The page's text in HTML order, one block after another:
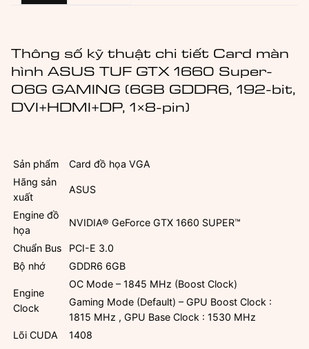
GTX1660S-
O6G-
GAMING)
số
Thông số kỹ thuật chi tiết Card màn
hình ASUS TUF GTX 1660 Super-
O6G GAMING (6GB GDDR6, 192-bit,
DVI+HDMI+DP, 1×8-pin)
Sản phẩm
Card đồ họa VGA
Hãng sản
xuất
ASUS
Engine đồ
họa
NVIDIA® GeForce GTX 1660 SUPER™
Chuẩn Bus
PCI-E 3.0
Bộ nhớ
GDDR6 6GB
Engine
Clock
OC Mode – 1845 MHz (Boost Clock)
Gaming Mode (Default) – GPU Boost Clock :
1815 MHz , GPU Base Clock : 1530 MHz
Lõi CUDA
1408